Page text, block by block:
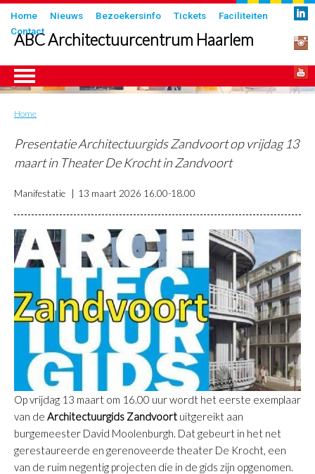
Overslaan
en
naar
inhoud
gaan
Submenu
Home Nieuws Bezoekersinfo Tickets
Faciliteiten
Contact
ABC Architectuurcentrum Haarlem
Kruimelpad
Home
Presentatie Architectuurgids Zandvoort op vrijdag 13
maart in Theater De Krocht in Zandvoort
Manifestatie 13 maart 2026 16.00-18.00
Op vrijdag 13 maart om 16.00 uur wordt het eerste exemplaar
van de Architectuurgids Zandvoort uitgereikt aan
burgemeester David Moolenburgh. Dat gebeurt in het net
gerestaureerde en gerenoveerde theater De Krocht, een
van de ruim negentig projecten die in de gids zijn opgenomen.